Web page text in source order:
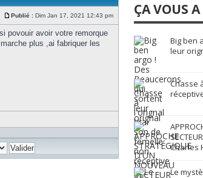
Publié : Dim Jan 17, 2021 12:43 pm
povouir avoir votre remorque
plus ,ai fabriquer les
ÇA VOUS
Big ben
leur
Chasse
Charles
Le